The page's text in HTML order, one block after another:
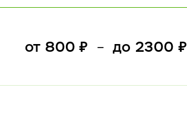
от 800 ₽ — до 2300 ₽